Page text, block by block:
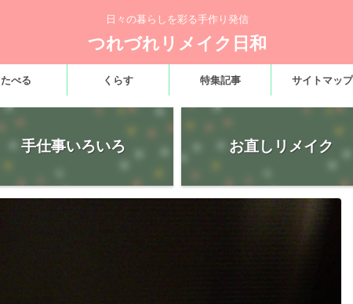
日々の暮らしを彩る手作り発信
つれづれリメイク日和
たべる くらす 特集記事 サイトマップ
手仕事いろいろ お直しリメイク